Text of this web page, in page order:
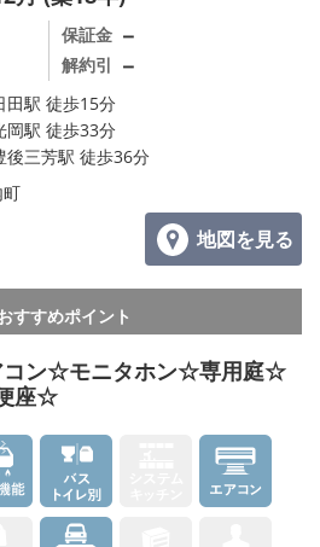
保証金 －
解約引 －
田駅 徒歩15分
岡駅 徒歩33分
後三芳駅 徒歩36分
町
地図を見る
すすめポイント
コン☆モニタホン☆専用庭☆
座☆